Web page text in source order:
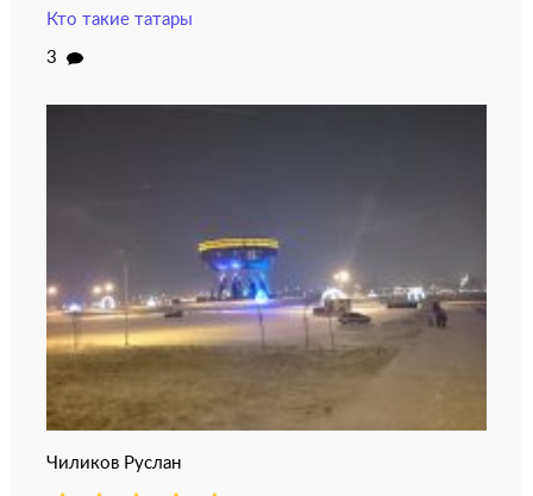
Кто такие татары
3
Чиликов Руслан